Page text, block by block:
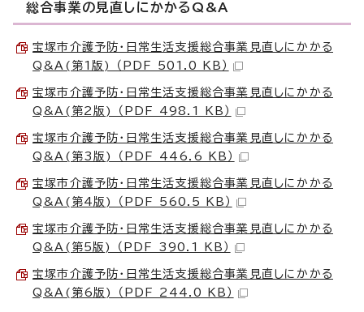
総合事業の見直しにかかるQ&A
宝塚市介護予防・日常生活支援総合事業見直しにかかる
Q&A(第1版) （PDF 501.0 KB）
宝塚市介護予防・日常生活支援総合事業見直しにかかる
Q&A(第2版) （PDF 498.1 KB）
宝塚市介護予防・日常生活支援総合事業見直しにかかる
Q&A(第3版) （PDF 446.6 KB）
宝塚市介護予防・日常生活支援総合事業見直しにかかる
Q&A(第4版) （PDF 560.5 KB）
宝塚市介護予防・日常生活支援総合事業見直しにかかる
Q&A(第5版) （PDF 390.1 KB）
宝塚市介護予防・日常生活支援総合事業見直しにかかる
Q&A(第6版) （PDF 244.0 KB）